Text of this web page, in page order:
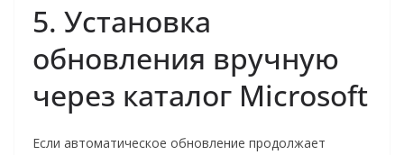
5. Установка
обновления вручную
через каталог Microsoft
Если автоматическое обновление продолжает